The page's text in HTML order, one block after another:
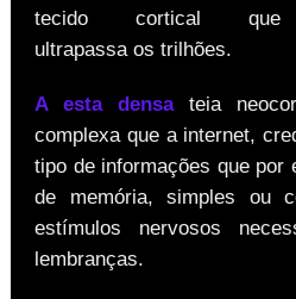
tecido cortical que
ultrapassa os trilhões.
A esta densateia
complexa que a internet,
tipo de informações que por
de memória, simples ou
estímulos nervosos
lembranças.